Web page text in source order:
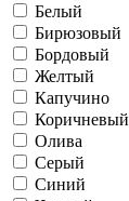
Белый
Бирюзовый
Бордовый
Желтый
Капучино
Коричневый
Олива
Серый
Синий